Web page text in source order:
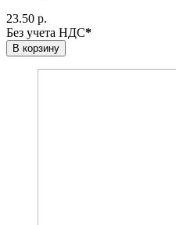
23.50 р.
Без учета НДС*
В корзину